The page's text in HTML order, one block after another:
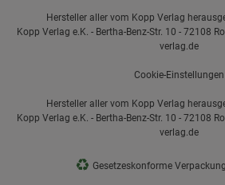
Hersteller aller vom Kopp Verlag
Kopp Verlag e.K. - Bertha-Benz-Str. 10 - 72108
verlag.de
Cookie-Einstellungen
Hersteller aller vom Kopp Verlag
Kopp Verlag e.K. - Bertha-Benz-Str. 10 - 72108
verlag.de
♻ Gesetzeskonforme